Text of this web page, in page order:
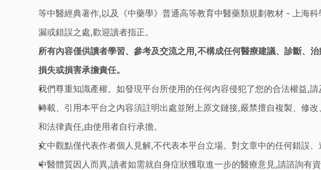
等中醫經典著作,以及《中藥學》普通高等教育中醫藥類規劃教材 - 上海
漏或錯誤之處,歡迎讀者指正。
所有內容僅供讀者學習、參考及交流之用,不構成任何醫療建議、診斷、
損失或損害承擔責任。
我們尊重知識產權。如發現平台所使用的任何內容侵犯了您的合法權益,
轉載、引用本平台之內容須註明出處並附上原文鏈接,嚴禁擅自複製、修
和法律責任,由使用者自行承擔。
文中觀點僅代表作者個人見解,不代表本平台立場。對文章中的任何錯誤
中醫體質因人而異,讀者如需就自身症狀獲取進一步的醫療意見,請諮詢有